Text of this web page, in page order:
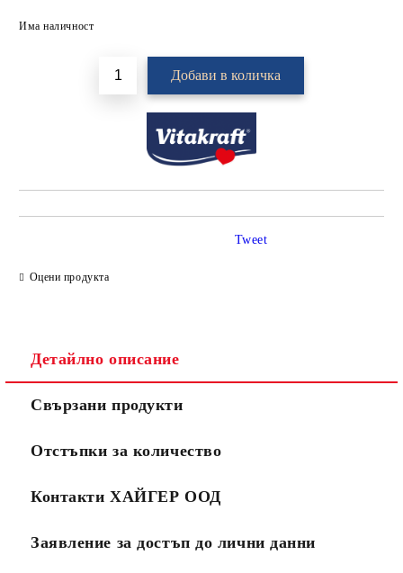
Има наличност
Оцени продукта
Tweet
Детайлно описание
Свързани продукти
Отстъпки за количество
Контакти ХАЙГЕР ООД
Заявление за достъп до лични данни